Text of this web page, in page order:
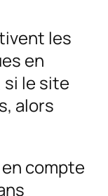
les
en
si le site
alors
compte